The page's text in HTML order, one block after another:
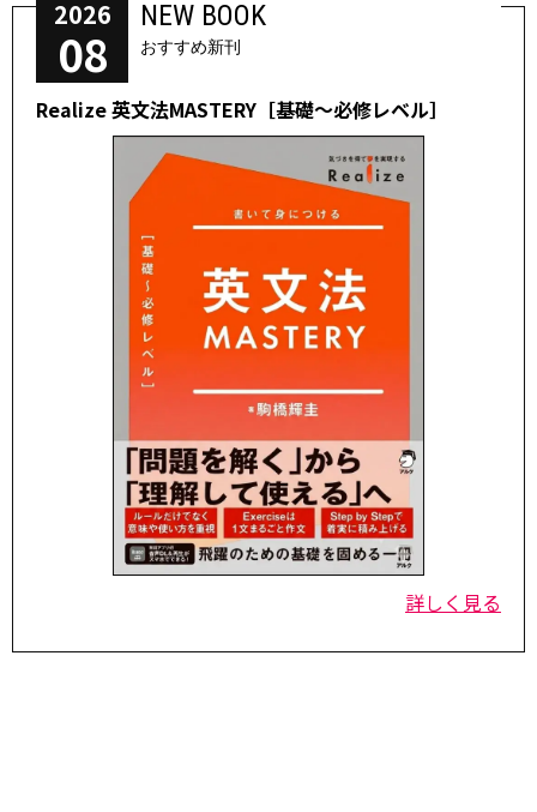
2026
08
NEW BOOK
おすすめ新刊
Realize 英文法MASTERY［基礎～必修レベル］
詳しく見る